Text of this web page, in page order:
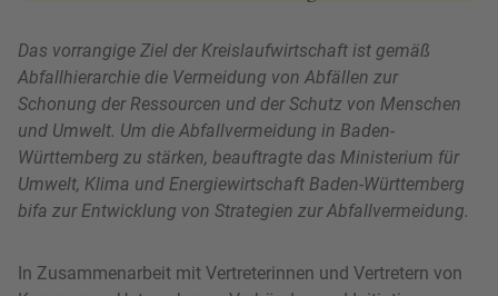
Das vorrangige Ziel der Kreislaufwirtschaft ist gemäß
Abfallhierarchie die Vermeidung von Abfällen zur
Schonung der Ressourcen und der Schutz von Menschen
und Umwelt. Um die Abfallvermeidung in Baden-
Württemberg zu stärken, beauftragte das Ministerium für
Umwelt, Klima und Energiewirtschaft Baden-Württemberg
bifa zur Entwicklung von Strategien zur Abfallvermeidung.
In Zusammenarbeit mit Vertreterinnen und Vertretern von